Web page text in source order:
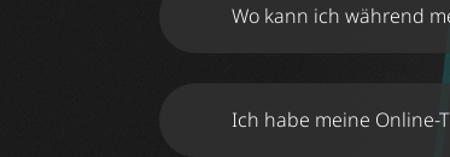
Wo kann ich während
Ich habe meine Online-